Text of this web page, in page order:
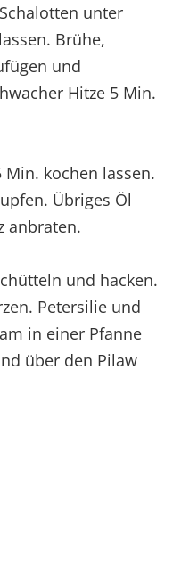
unter
Brühe,
und
Hitze 5 Min.
kochen lassen.
Übriges Öl
anbraten.
und hacken.
Petersilie und
in einer Pfanne
über den Pilaw